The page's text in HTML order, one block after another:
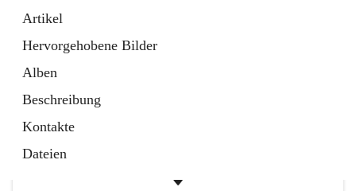
Artikel
Hervorgehobene Bilder
Alben
Beschreibung
Kontakte
Dateien
Gemeinde
3 Schnellzugriffe